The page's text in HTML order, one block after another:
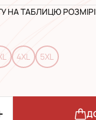
НА ТАБЛИЦЮ
4XL 5XL